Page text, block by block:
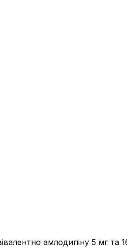
амлодипіну 5 мг та